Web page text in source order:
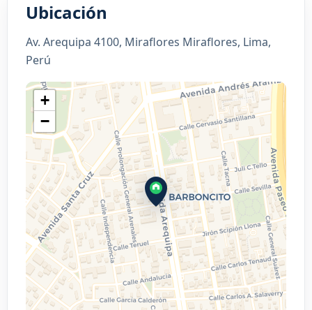
Ubicación
Av. Arequipa 4100, Miraflores Miraflores, Lima,
Perú
+
−